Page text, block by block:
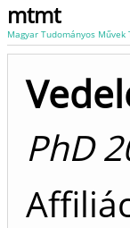
mtmt
Magyar Tudományos Művek
PhD